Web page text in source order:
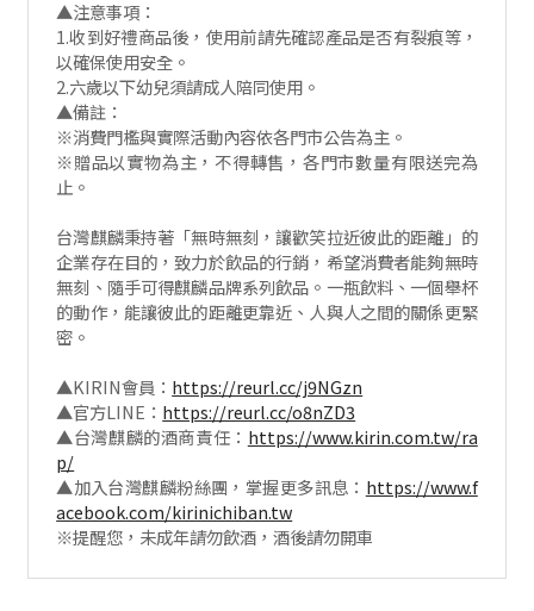
▲注意事項：
1.收到好禮商品後，使用前請先確認產品是否有裂痕等，
以確保使用安全。
2.六歲以下幼兒須請成人陪同使用。
▲備註：
※消費門檻與實際活動內容依各門市公告為主。
※贈品以實物為主，不得轉售，各門市數量有限送完為
止。
台灣麒麟秉持著「無時無刻，讓歡笑拉近彼此的距離」的
企業存在目的，致力於飲品的行銷，希望消費者能夠無時
無刻、隨手可得麒麟品牌系列飲品。一瓶飲料、一個舉杯
的動作，能讓彼此的距離更靠近、人與人之間的關係更緊
密。
▲KIRIN會員： https://reurl.cc/j9NGzn
▲官方LINE： https://reurl.cc/o8nZD3
▲台灣麒麟的酒商責任： https://www.kirin.com.tw/ra
p/
▲加入台灣麒麟粉絲團，掌握更多訊息： https://www.f
acebook.com/kirinichiban.tw
※提醒您，未成年請勿飲酒，酒後請勿開車